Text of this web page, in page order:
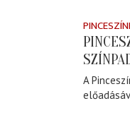
A